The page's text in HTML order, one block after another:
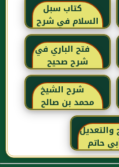
كتاب سبل
السلام في شرح
بلوغ المرام للإمام
الصنعاني رحمه
الله
فتح الباري في
شرح صحيح
البخاري للحافظ
ابن حجر
العسقلاني
شرح الشيخ
محمد بن صالح
العثيمين لكتاب
رياض الصالحين
للإمام النووي
رحمهم الله تعالى
والتعديل
حاتم